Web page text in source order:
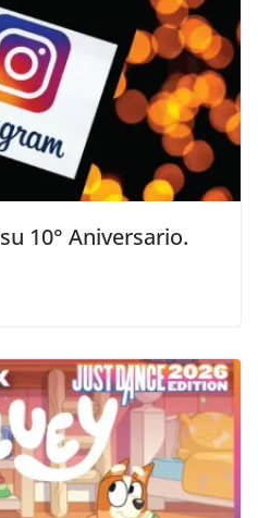
10° Aniversario.